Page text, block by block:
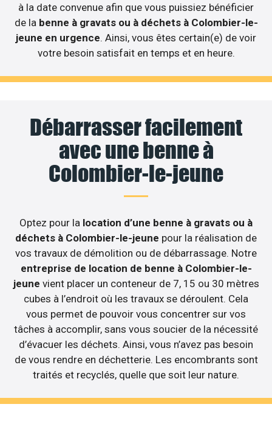
à la date convenue afin que vous puissiez bénéficier
de la benne à gravats ou à déchets à Colombier-le-
jeune en urgence. Ainsi, vous êtes certain(e) de voir
votre besoin satisfait en temps et en heure.
Débarrasser facilement
avec une benne à
Colombier-le-jeune
Optez pour la location d’une benne à gravats ou à
déchets à Colombier-le-jeune pour la réalisation de
vos travaux de démolition ou de débarrassage. Notre
entreprise de location de benne à Colombier-le-
jeune vient placer un conteneur de 7, 15 ou 30 mètres
cubes à l’endroit où les travaux se déroulent. Cela
vous permet de pouvoir vous concentrer sur vos
tâches à accomplir, sans vous soucier de la nécessité
d’évacuer les déchets. Ainsi, vous n’avez pas besoin
de vous rendre en déchetterie. Les encombrants sont
traités et recyclés, quelle que soit leur nature.